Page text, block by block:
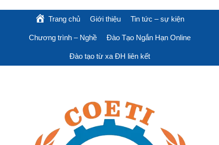
Trang chủ Giới thiệu Tin tức – sự kiện
Chương trình – Nghề Đào Tạo Ngắn Hạn Online
Đào tạo từ xa ĐH liên kết